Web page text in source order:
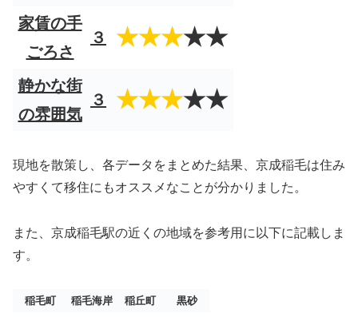
家賃の手
ごろさ
３ ★★★★★
静かな街
の雰囲気
３ ★★★★★
現地を散策し、各データをまとめた結果、京成稲毛は住み
やすくて移住にもオススメなことが分かりました。
また、京成稲毛駅の近くの地域を参考用に以下に記載しま
す。
稲毛町 稲毛海岸 稲丘町 黒砂